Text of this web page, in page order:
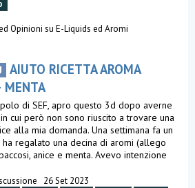
Opinioni su E-Liquids ed Aromi
AIUTO RICETTA AROMA
MENTA
di SEF, apro questo 3d dopo averne
cui però non sono riuscito a trovare una
alla mia domanda. Una settimana fa un
regalato una decina di aromi (allego
anice e menta. Avevo intenzione
26 Set 2023